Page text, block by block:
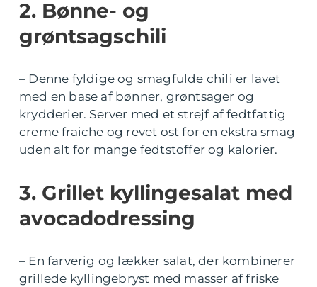
2. Bønne- og
grøntsagschili
– Denne fyldige og smagfulde chili er lavet
med en base af bønner, grøntsager og
krydderier. Server med et strejf af fedtfattig
creme fraiche og revet ost for en ekstra smag
uden alt for mange fedtstoffer og kalorier.
3. Grillet kyllingesalat med
avocadodressing
– En farverig og lækker salat, der kombinerer
grillede kyllingebryst med masser af friske